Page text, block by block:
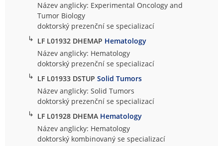
Název anglicky: Experimental Oncology and
Tumor Biology
doktorský prezenční se specializací
↳ LF L01932 DHEMAP Hematology
Název anglicky: Hematology
doktorský prezenční se specializací
↳ LF L01933 DSTUPSolid Tumors
Název anglicky: Solid Tumors
doktorský prezenční se specializací
↳ LF L01928 DHEMA Hematology
Název anglicky: Hematology
doktorský kombinovaný se specializací